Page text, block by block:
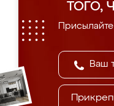
ТОГО,